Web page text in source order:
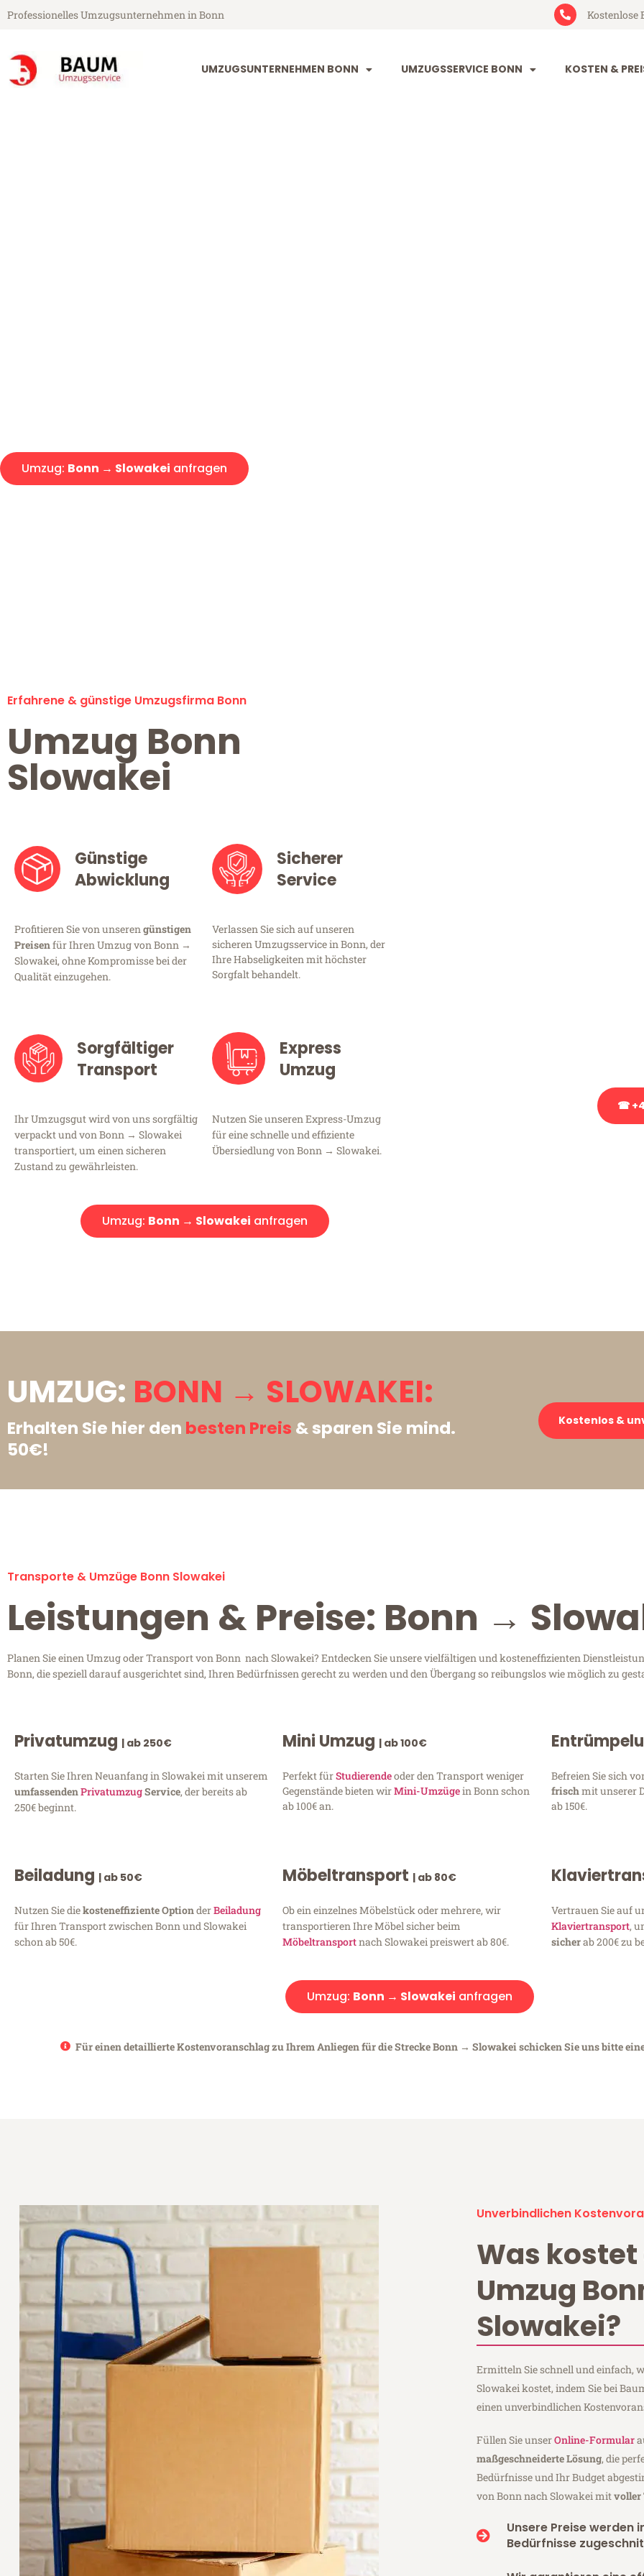
Professionelles Umzugsunternehmen in Bonn Kostenlose
UMZUGSUNTERNEHMEN BONN UMZUGSSERVICE BONN KOSTEN &
Umzug: Bonn → Slowakei anfragen
Erfahrene & günstige Umzugsfirma Bonn
Umzug Bonn
Slowakei
Günstige
Abwicklung
Profitieren Sie von unserengünstigen
Preisenfür Ihren Umzug von Bonn →
Slowakei, ohne Kompromisse bei der
Qualität einzugehen.
Sicherer
Service
Verlassen Sie sich auf unseren
sicheren Umzugsservice in Bonn, der
Ihre Habseligkeiten mit höchster
Sorgfalt behandelt.
Sorgfältiger
Transport
Ihr Umzugsgut wird von uns sorgfältig
verpackt und von Bonn → Slowakei
transportiert, um einen sicheren
Zustand zu gewährleisten.
Express
Umzug
Nutzen Sie unseren Express-Umzug
für eine schnelle und effiziente
Übersiedlung von Bonn → Slowakei.
Umzug: Bonn → Slowakei anfragen
☎
UMZUG: BONN → SLOWAKEI:
Erhalten Sie hier den besten Preis & sparen Sie mind.
50€!
Kostenlos &
Transporte & Umzüge Bonn Slowakei
Leistungen & Preise: Bonn →
Planen Sie einen Umzug oder Transport von Bonn nach Slowakei? Entdecken Sie unsere vielfältigen und kosteneffizienten
Bonn, die speziell darauf ausgerichtet sind, Ihren Bedürfnissen gerecht zu werden und den Übergang so reibungslos wie möglich zu
Privatumzug | ab 250€
Starten Sie Ihren Neuanfang in Slowakei mit unserem
umfassendenPrivatumzugService, der bereits ab
250€ beginnt.
Mini Umzug | ab 100€
Perfekt fürStudierendeoder den Transport weniger
Gegenstände bieten wirMini-Umzügein Bonn schon
ab 100€ an.
Befreien Sie sich
frischmit unserer
ab 150€.
Beiladung | ab 50€
Nutzen Sie diekosteneffiziente OptionderBeiladung
für Ihren Transport zwischen Bonn und Slowakei
schon ab 50€.
Möbeltransport | ab 80€
Ob ein einzelnes Möbelstück oder mehrere, wir
transportieren Ihre Möbel sicher beim
Möbeltransportnach Slowakei preiswert ab 80€.
Vertrauen Sie auf
Klaviertransport,
sicherab 200€ zu
Umzug: Bonn → Slowakei anfragen
Für einen detaillierte Kostenvoranschlag zu Ihrem Anliegen für die Strecke Bonn → Slowakei schicken Sie uns bitte
Unverbindlichen
Was kostet
Umzug
Slowakei?
Ermitteln Sie schnell und einfach,
Slowakei kostet, indem Sie bei
einen unverbindlichen
Füllen Sie unserOnline-Formular
maßgeschneiderte Lösung, die
Bedürfnisse und Ihr Budget
von Bonn nach Slowakei mitvoller
Unsere Preise werden
Bedürfnisse